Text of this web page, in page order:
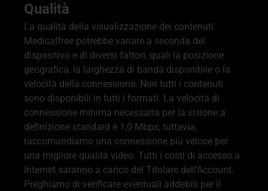
Qualità
La qualità della visualizzazione dei contenuti
Medicalfree potrebbe variare a seconda del
dispositivo e di diversi fattori, quali la posizione
geografica, la larghezza di banda disponibile o la
velocità della connessione. Non tutti i contenuti
sono disponibili in tutti i formati. La velocità di
connessione minima necessaria per la visione a
definizione standard è 1,0 Mbps; tuttavia,
raccomandiamo una connessione più veloce per
una migliore qualità video. Tutti i costi di accesso a
Internet saranno a carico del Titolare dell’Account.
Preghiamo di verificare eventuali addebiti per il